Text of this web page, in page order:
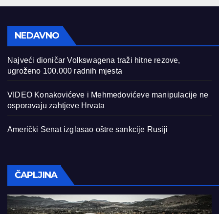
NEDAVNO
Najveći dioničar Volkswagena traži hitne rezove,
ugroženo 100.000 radnih mjesta
VIDEO Konakovićeve i Mehmedovićeve manipulacije ne
osporavaju zahtjeve Hrvata
Američki Senat izglasao oštre sankcije Rusiji
ČAPLJINA